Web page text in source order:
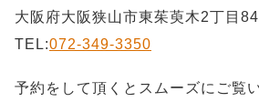
大阪府大阪狭山市東茱萸木2丁目
TEL:072-349-3350
予約をして頂くとスムーズにご覧